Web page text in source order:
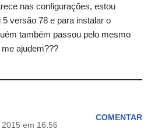
nas configurações, estou
5 versão 78 e para instalar o
também passou pelo mesmo
ajudem???
em 16:56
COMENTAR